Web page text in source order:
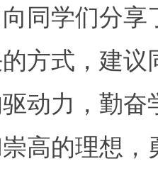
同学们分
方式，建
动力，勤
高的理想